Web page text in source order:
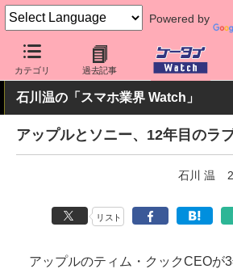
Powered by
カテゴリ 過去記事
ケータイ Watch 業界動向 Apple
石川温の「スマホ業界 Watch」
アップルとソニー、12年目のラ
石川 温
リスト
アップルのティム・クックCEOが